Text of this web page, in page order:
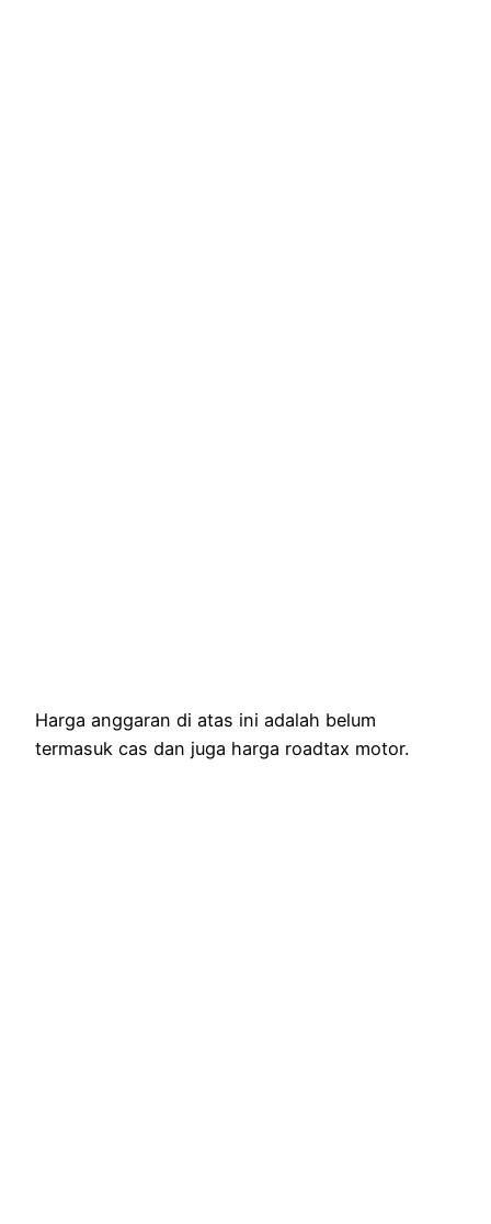
Harga anggaran di atas ini adalah belum
termasuk cas dan juga harga roadtax motor.